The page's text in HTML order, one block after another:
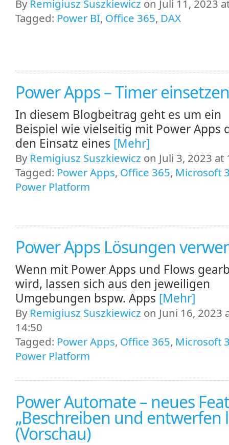
By Remigiusz Suszkiewicz on Juli 11, 2023
Tagged: Power BI, Office 365, DAX
Power Apps – Timer einsetzen
In diesem Blogbeitrag geht es um ein
Beispiel wie vielseitig mit Power Apps
den Einsatz eines [Mehr]
By Remigiusz Suszkiewicz on Juli 3, 2023 at
Tagged: Power Apps, Office 365, Microsoft
Power Platform
Power Apps Lösungen
Wenn mit Power Apps und Flows
wird, lassen sich aus den jeweiligen
Umgebungen bspw. Apps [Mehr]
By Remigiusz Suszkiewicz on Juni 16, 2023
14:50
Tagged: Power Apps, Office 365, Microsoft
Power Platform
Power Automate – neues
„Beschreiben und entwerfen
(Vorschau)